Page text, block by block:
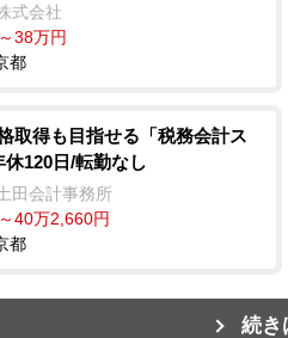
式会社
38万円
都
取得も目指せる「税務会計ス
休120日/転勤なし
田会計事務所
40万2,660円
都
続き